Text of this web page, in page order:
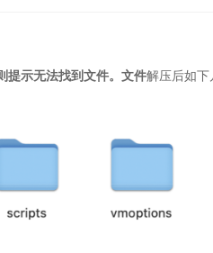
提示无法找到文件。文件解压后如下